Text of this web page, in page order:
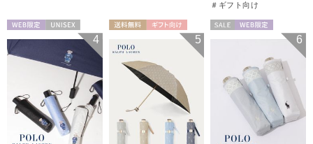
＃ギフト向け
4
ギフト向け
WOMEN
5 6